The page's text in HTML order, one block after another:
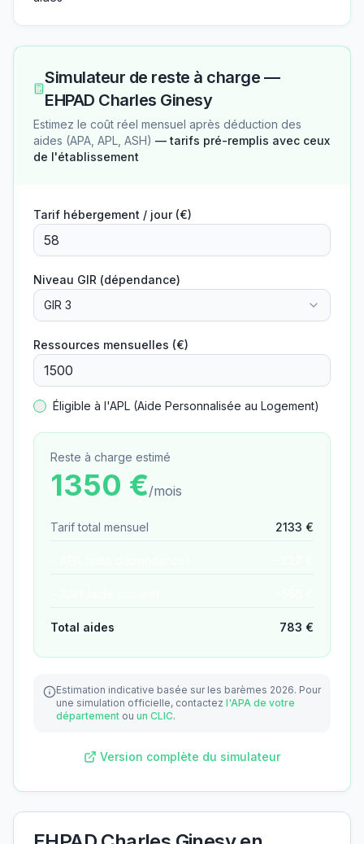
Simulateur de reste à charge —
EHPAD Charles Ginesy
Estimez le coût réel mensuel après déduction des
aides (APA, APL, ASH) — tarifs pré-remplis avec ceux
de l'établissement
Tarif hébergement / jour (€)
Niveau GIR (dépendance)
GIR 3
Ressources mensuelles (€)
Éligible à l'APL (Aide Personnalisée au Logement)
Reste à charge estimé
1350 €/mois
Tarif total mensuel 2133 €
Total aides 783 €
Estimation indicative basée sur les barèmes 2026. Pour
une simulation officielle, contactez l'APA de votre
département ou un CLIC.
Version complète du simulateur